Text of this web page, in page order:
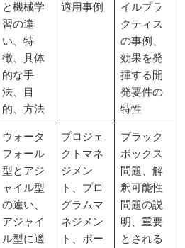
と機械学
習の違
い、特
徴、具体
的な手
法、目
的、方法
適用事例
イルプラ
クティス
の事例、
効果を発
揮する開
発要件の
特性
ウォータ
フォール
型とアジ
ャイル型
の違い、
アジャイ
ル型に適
プロジェ
クトマネ
ジメン
ト、プロ
グラムマ
ネジメン
ト、ポー
ブラック
ボックス
問題、解
釈可能性
問題の説
明、重要
とされる